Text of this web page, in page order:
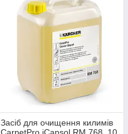
Засіб для очищення килимів